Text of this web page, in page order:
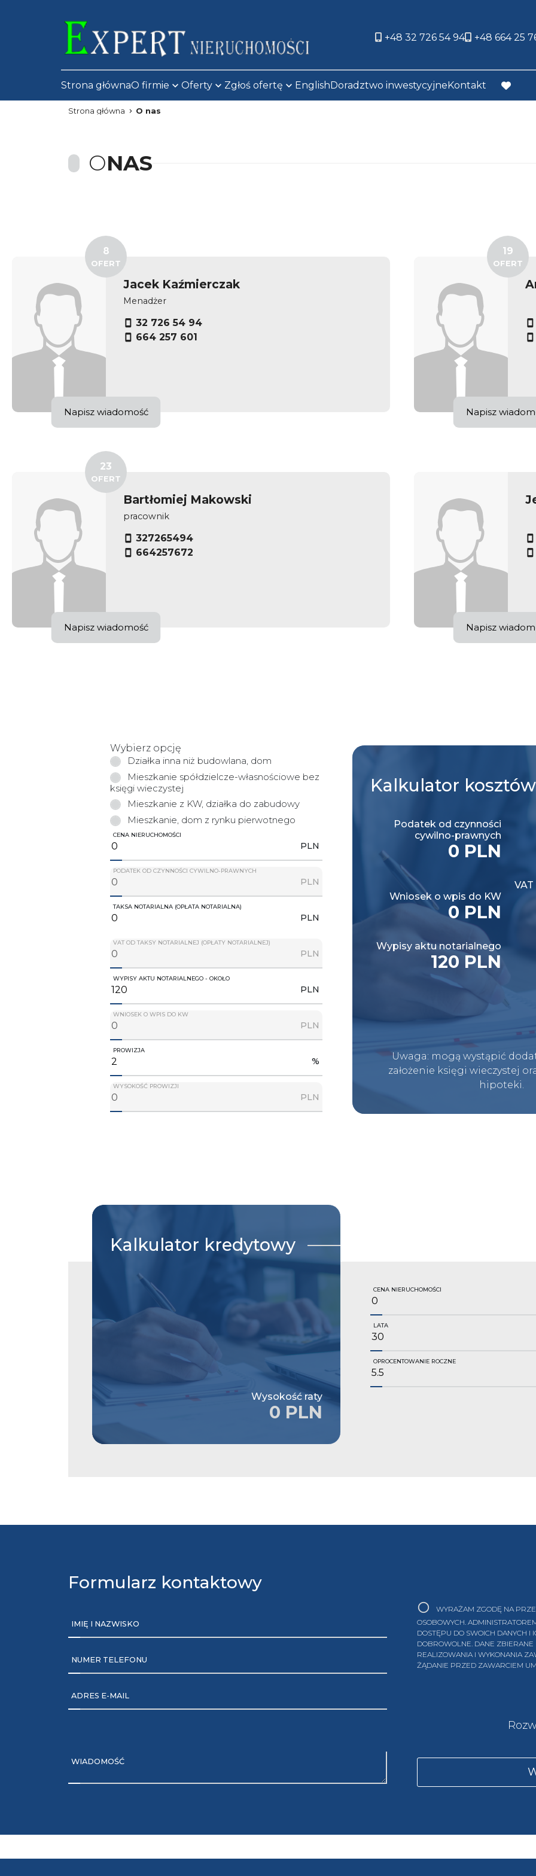
+48 32 726 54 94 +48 664 25
Strona głównaO firmie Oferty Zgłoś ofertę EnglishDoradztwo inwestycyjneKontakt
Strona główna O nas
ONAS
Jacek Kaźmierczak
Menadżer
32 726 54 94
664 257 601
8
OFERT
Napisz wiadomość
19
OFERT
Napisz
Bartłomiej Makowski
pracownik
327265494
664257672
23
OFERT
Napisz wiadomość Napisz
Kalkulator kosztów
Podatek od czynności
cywilno-prawnych
0 PLN
Wniosek o wpis do KW
0 PLN
Wypisy aktu notarialnego
120 PLN
Uwaga: mogą wystąpić
założenie księgi wieczystej
hipoteki.
Wybierz opcję
Działka inna niż budowlana, dom
Mieszkanie spółdzielcze-własnościowe bez
księgi wieczystej
Mieszkanie z KW, działka do zabudowy
Mieszkanie, dom z rynku pierwotnego
CENA NIERUCHOMOŚCI
PLN
PODATEK OD CZYNNOŚCI CYWILNO-PRAWNYCH
PLN
TAKSA NOTARIALNA (OPŁATA NOTARIALNA)
PLN
VAT OD TAKSY NOTARIALNEJ (OPŁATY NOTARIALNEJ)
PLN
WYPISY AKTU NOTARIALNEGO - OKOŁO
PLN
WNIOSEK O WPIS DO KW
PLN
PROWIZJA
%
WYSOKOŚĆ PROWIZJI
PLN
Kalkulator kredytowy
Wysokość raty
0 PLN
CENA NIERUCHOMOŚCI
LATA
OPROCENTOWANIE ROCZNE
Formularz kontaktowy
IMIĘ I NAZWISKO
NUMER TELEFONU
ADRES E-MAIL
WIADOMOŚĆ
WYRAŻAM ZGODĘ NA
OSOBOWYCH.
DOSTĘPU DO SWOICH DANYCH I
DOBROWOLNE. DANE
REALIZOWANIA I WYKONANIA
ŻĄDANIE PRZED ZAWARCIEM